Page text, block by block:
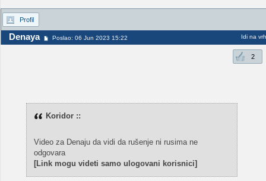
Profil
Denaya Poslao: 06 Jun 2023 15:22 Idi na vrh
2
Koridor ::
Video za Denaju da vidi da rušenje ni rusima ne
odgovara
[Link mogu videti samo ulogovani korisnici]